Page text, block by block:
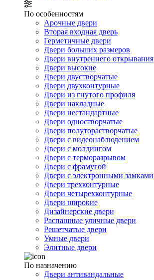
По особенностям
Арочные двери
Вторая входная дверь
Герметичные двери
Двери больших размеров
Двери внутреннего открывания
Двери высокие
Двери двустворчатые
Двери двухконтурные
Двери из гнутого профиля
Двери накладные
Двери нестандартные
Двери одностворчатые
Двери полуторастворчатые
Двери с видеонаблюдением
Двери с молдингом
Двери с терморазрывом
Двери с фрамугой
Двери с электронными замками
Двери трехконтурные
Двери четырехконтурные
Двери широкие
Дизайнерские двери
Распашные уличные двери
Решетчатые двери
Умные двери
Элитные двери
По назначению
Двери антивандальные